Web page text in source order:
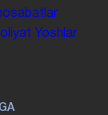
Yoshlar